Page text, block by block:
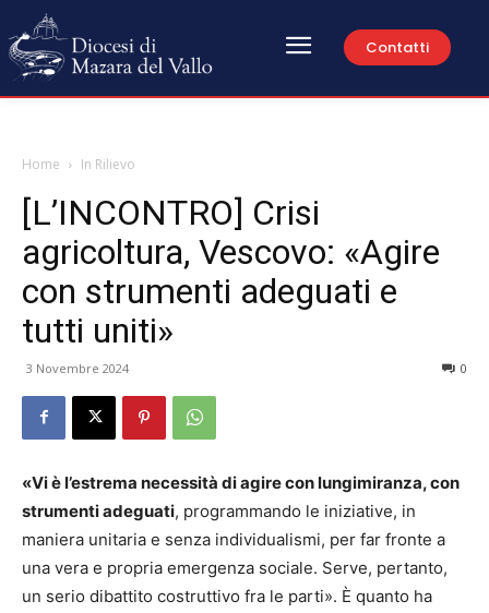
Contatti
Home In Rilievo
[L’INCONTRO] Crisi
agricoltura, Vescovo: «Agire
con strumenti adeguati e
tutti uniti»
3 Novembre 2024 0
«Vi è l’estrema necessità di agire con lungimiranza, con
strumenti adeguati, programmando le iniziative, in
maniera unitaria e senza individualismi, per far fronte a
una vera e propria emergenza sociale. Serve, pertanto,
un serio dibattito costruttivo fra le parti». È quanto ha